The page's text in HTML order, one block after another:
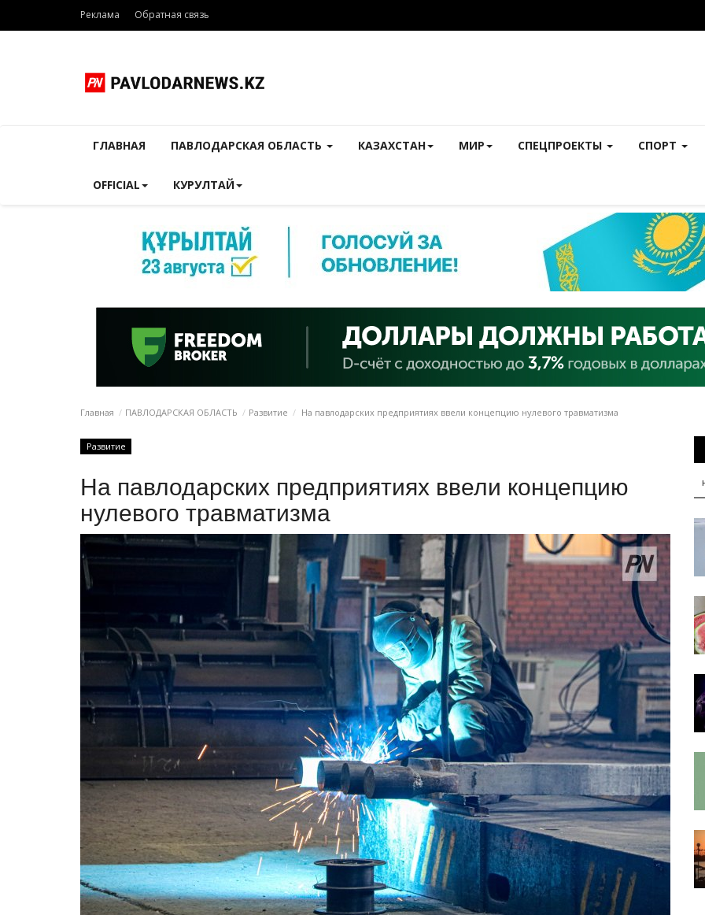
Реклама Обратная связь
ГЛАВНАЯ ПАВЛОДАРСКАЯ ОБЛАСТЬ КАЗАХСТАН МИР СПЕЦПРОЕКТЫ СПОРТ
OFFICIAL КУРУЛТАЙ
Главная ПАВЛОДАРСКАЯ ОБЛАСТЬ Развитие На павлодарских предприятиях ввели концепцию нулевого травматизма
Развитие
На павлодарских предприятиях ввели концепцию
нулевого травматизма